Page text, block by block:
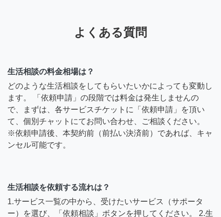
よくある質問
生活相談の料金相場は？
どのような生活相談をしてもらいたいかによっても変動し
ます。 「依頼申請」の段階では料金は発生しませんの
で、まずは、各サービスチケットに「依頼申請」を頂い
て、個別チャットにてお問い合わせ、ご相談ください。
※依頼申請後、本契約前（前払い決済前）であれば、キャ
ンセル可能です。
生活相談を依頼する流れは？
1.サービス一覧の中から、受けたいサービス（サポータ
ー）を選び、「依頼相談」ボタンを押してください。 2.生